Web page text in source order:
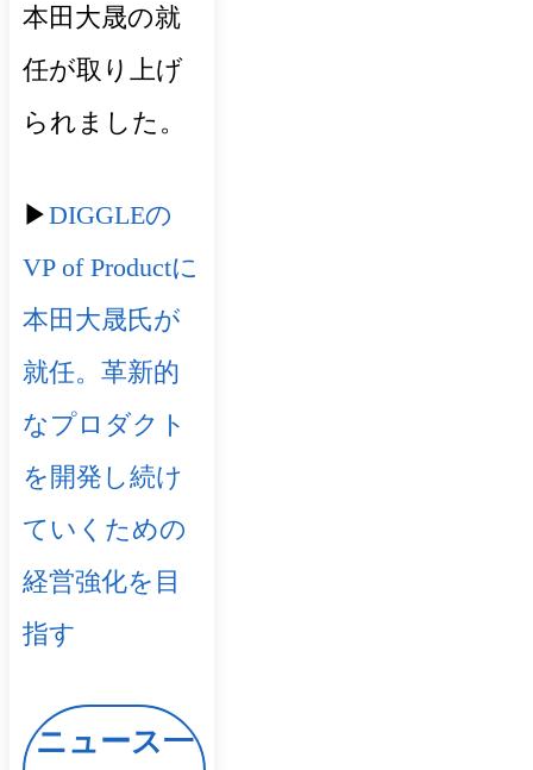
本田大晟の就
任が取り上げ
られました。
▶︎DIGGLEの
VP of Productに
本田大晟氏が
就任。革新的
なプロダクト
を開発し続け
ていくための
経営強化を目
指す
ニュース一